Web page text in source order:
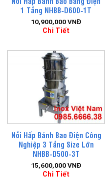
1 Tầng NHBB-D600-1T
10,900,000VNĐ
Chi Tiết
Nồi Hấp Bánh Bao Điện Công
Nghiệp 3 Tầng Size Lớn
NHBB-D500-3T
15,600,000VNĐ
Chi Tiết